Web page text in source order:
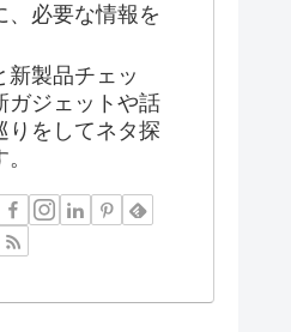
、必要な情報を
新製品チェッ
ガジェットや話
りをしてネタ探